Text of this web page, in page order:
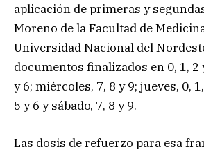
aplicación de primeras y
Moreno de la Facultad de
Universidad Nacional del
documentos finalizados en 0, 1, 2
y 6; miércoles, 7, 8 y 9; jueves, 0,
5 y 6 y sábado, 7, 8 y 9.
Las dosis de refuerzo para esa